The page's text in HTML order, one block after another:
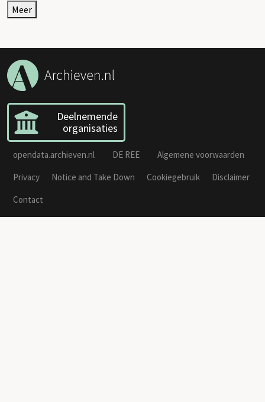
Meer
Deelnemende
organisaties
opendata.archieven.nl DE REE
Algemene voorwaarden
Privacy
Notice and Take Down Cookiegebruik
Disclaimer
Contact